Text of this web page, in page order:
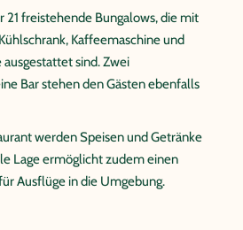
21 freistehende Bungalows, die mit
Kaffeemaschine und
ausgestattet sind. Zwei
Bar stehen den Gästen ebenfalls
werden Speisen und Getränke
Lage ermöglicht zudem einen
Ausflüge in die Umgebung.